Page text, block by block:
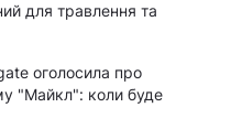
для травлення та
оголосила про
"Майкл": коли буде